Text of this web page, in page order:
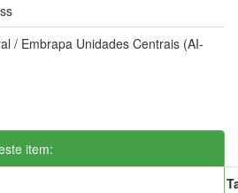
/ Embrapa Unidades Centrais (AI-
item: